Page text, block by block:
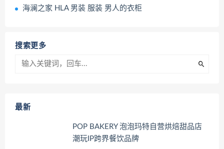
海澜之家 HLA 男装 服装 男人的衣柜
搜索更多
最新
POP BAKERY 泡泡玛特自营烘焙甜品店
潮玩IP跨界餐饮品牌